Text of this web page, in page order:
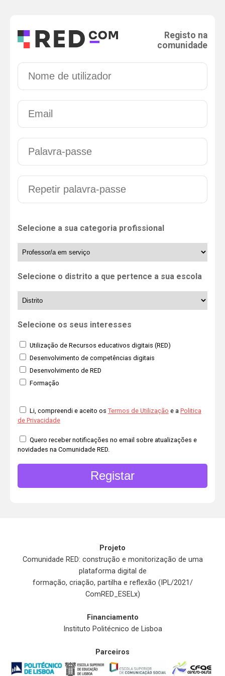
Registo na
comunidade
Selecione a sua categoria profissional
Selecione o distrito a que pertence a sua escola
Selecione os seus interesses
Utilização de Recursos educativos digitais (RED)
Desenvolvimento de competências digitais
Desenvolvimento de RED
Formação
Li, compreendi e aceito os Termos de Utilização e a Politica
de Privacidade
Quero receber notificações no email sobre atualizações e
novidades na Comunidade RED.
Projeto
Comunidade RED: construção e monitorização de uma
plataforma digital de
formação, criação, partilha e reflexão (IPL/2021/
ComRED_ESELx)
Financiamento
Instituto Politécnico de Lisboa
Parceiros